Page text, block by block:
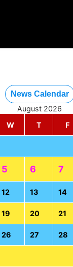
News Calendar
August 2026
W T F
5 6 7
12 13 14
19 20 21
26 27 28